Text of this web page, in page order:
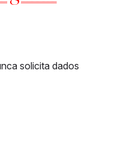
solicita dados